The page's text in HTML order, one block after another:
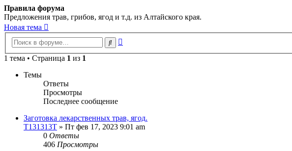
Правила форума
Предложения трав, грибов, ягод и т.д. из Алтайского края.
Новая тема
Поиск
1 тема • Страница 1 из 1
Темы
Ответы
Просмотры
Последнее сообщение
Заготовка лекарственных трав, ягод.
T131313T » Пт фев 17, 2023 9:01 am
0 Ответы
406 Просмотры